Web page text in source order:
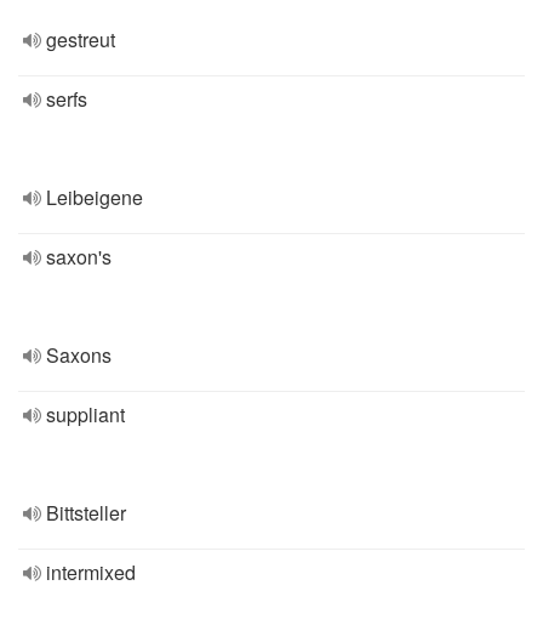
gestreut
serfs
Leibeigene
saxon's
Saxons
suppliant
Bittsteller
intermixed